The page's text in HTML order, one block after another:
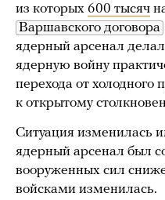
из которых 600 тысяч
Варшавского договора
ядерный арсенал
ядерную войну
перехода от
к открытому
Ситуация изменилась
ядерный арсенал был
вооруженных сил
войсками изменилась.